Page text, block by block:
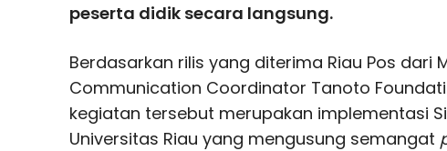
peserta didik secara langsung.
Berdasarkan rilis yang diterima Riau Pos dari
Communication Coordinator Tanoto
kegiatan tersebut merupakan implementasi
Universitas Riau yang mengusung semangat